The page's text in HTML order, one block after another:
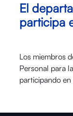
El
participa
Los miembros
Personal para
participando en